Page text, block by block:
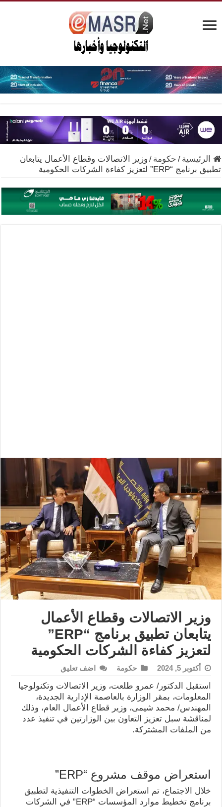
الرئيسية / حكومة / وزير الاتصالات وقطاع الأعمال يتابعان
تطبيق برنامج “ERP” لتعزيز كفاءة الشركات الحكومية
وزير الاتصالات وقطاع الأعمال
يتابعان تطبيق برنامج “ERP”
لتعزيز كفاءة الشركات الحكومية
أكتوبر 5, 2024 حكومة اضف تعليق
استقبل الدكتور/ عمرو طلعت، وزير الاتصالات وتكنولوجيا
المعلومات، بمقر الوزارة بالعاصمة الإدارية الجديدة،
المهندس/ محمد شيمى، وزير قطاع الأعمال العام، وذلك
لمناقشة سبل تعزيز التعاون بين الوزارتين في تنفيذ عدد
من الملفات المشتركة.
استعراض موقف مشروع “ERP”
خلال الاجتماع، تم استعراض الخطوات التنفيذية لتطبيق
برنامج تخطيط موارد المؤسسات “ERP” في الشركات